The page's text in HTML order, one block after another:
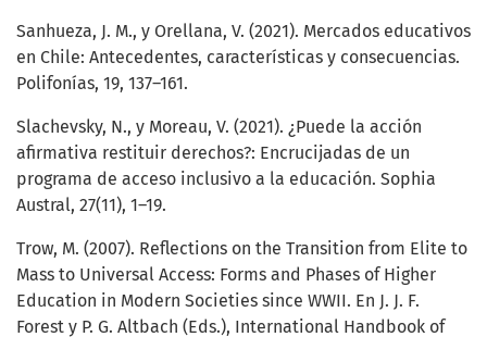
Sanhueza, J. M., y Orellana, V. (2021). Mercados educativos
en Chile: Antecedentes, características y consecuencias.
Polifonías, 19, 137–161.
Slachevsky, N., y Moreau, V. (2021). ¿Puede la acción
afirmativa restituir derechos?: Encrucijadas de un
programa de acceso inclusivo a la educación. Sophia
Austral, 27(11), 1–19.
Trow, M. (2007). Reflections on the Transition from Elite to
Mass to Universal Access: Forms and Phases of Higher
Education in Modern Societies since WWII. En J. J. F.
Forest y P. G. Altbach (Eds.), International Handbook of